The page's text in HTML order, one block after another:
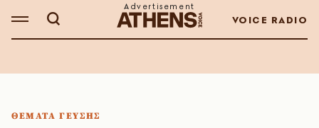
VOICE RADIO
ΘΕΜΑΤΑ ΓΕΥΣΗΣ